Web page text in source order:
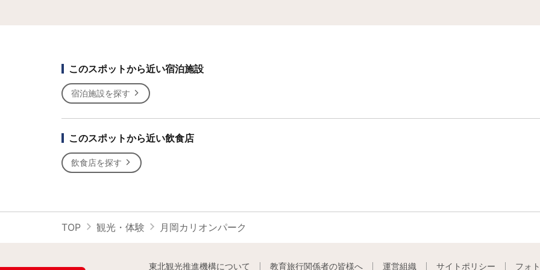
このスポットから近い宿泊施設
宿泊施設を探す
このスポットから近い飲食店
飲食店を探す
TOP 観光・体験 月岡カリオンパーク
東北観光推進機構について 教育旅行関係者の皆様へ 運営組織 サイトポリシー フォ